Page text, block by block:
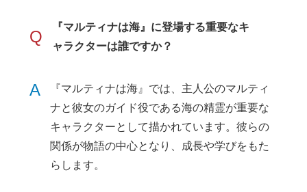
Q
『マルティナは海』に登場する重要なキ
ャラクターは誰ですか？
A
『マルティナは海』では、主人公のマルティ
ナと彼女のガイド役である海の精霊が重要な
キャラクターとして描かれています。彼らの
関係が物語の中心となり、成長や学びをもた
らします。